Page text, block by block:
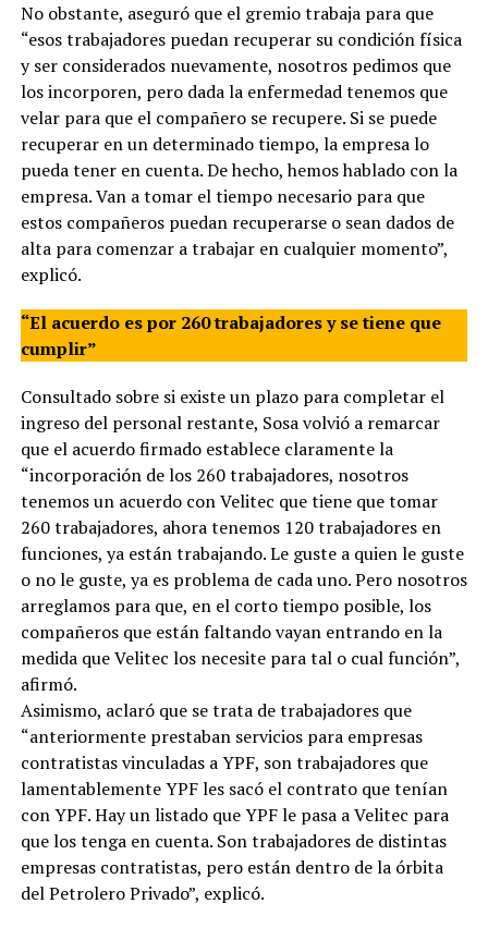
No obstante, aseguró que el gremio trabaja para que
“esos trabajadores puedan recuperar su condición física
y ser considerados nuevamente, nosotros pedimos que
los incorporen, pero dada la enfermedad tenemos que
velar para que el compañero se recupere. Si se puede
recuperar en un determinado tiempo, la empresa lo
pueda tener en cuenta. De hecho, hemos hablado con la
empresa. Van a tomar el tiempo necesario para que
estos compañeros puedan recuperarse o sean dados de
alta para comenzar a trabajar en cualquier momento”,
explicó.
“El acuerdo es por 260 trabajadores y se tiene que
cumplir”
Consultado sobre si existe un plazo para completar el
ingreso del personal restante, Sosa volvió a remarcar
que el acuerdo firmado establece claramente la
“incorporación de los 260 trabajadores, nosotros
tenemos un acuerdo con Velitec que tiene que tomar
260 trabajadores, ahora tenemos 120 trabajadores en
funciones, ya están trabajando. Le guste a quien le guste
o no le guste, ya es problema de cada uno. Pero nosotros
arreglamos para que, en el corto tiempo posible, los
compañeros que están faltando vayan entrando en la
medida que Velitec los necesite para tal o cual función”,
afirmó.
Asimismo, aclaró que se trata de trabajadores que
“anteriormente prestaban servicios para empresas
contratistas vinculadas a YPF, son trabajadores que
lamentablemente YPF les sacó el contrato que tenían
con YPF. Hay un listado que YPF le pasa a Velitec para
que los tenga en cuenta. Son trabajadores de distintas
empresas contratistas, pero están dentro de la órbita
del Petrolero Privado”, explicó.